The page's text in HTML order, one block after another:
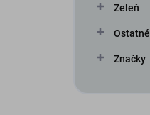
Zeleň
Ostatné
Značky